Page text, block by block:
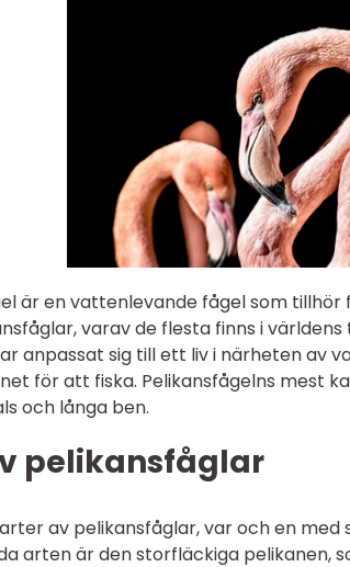
är en vattenlevande fågel som
varav de flesta finns i
anpassat sig till ett liv i närheten av
för att fiska. Pelikansfågelns mest
och långa ben.
pelikansfåglar
av pelikansfåglar, var och en med
arten är den storfläckiga pelikanen,